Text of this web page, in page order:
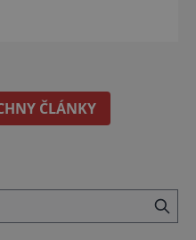
se mohou pochlubit
perlou
nachází v Chartres.
ČLÁNKY